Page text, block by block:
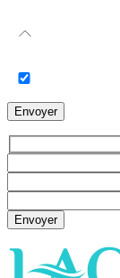
Envoyer
Envoyer